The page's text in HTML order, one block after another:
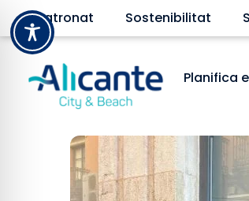
Patronat Sostenibilitat
Planifica